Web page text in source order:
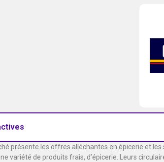
présente les offres alléchantes en épicerie et
variété de produits frais, d’épicerie. Leurs